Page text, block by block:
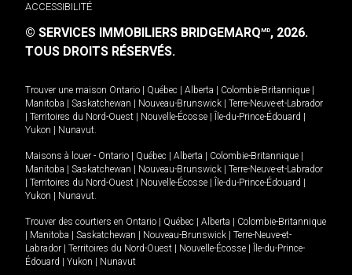
ACCESSIBILITÉ
© SERVICES IMMOBILIERS BRIDGEMARQMD, 2026.
TOUS DROITS RÉSERVÉS.
Trouver une maison Ontario Québec Alberta Colombie-Britannique
Manitoba
Saskatchewan Nouveau-Brunswick
Terre-Neuve-et-Labrador
Territoires du Nord-Ouest Nouvelle-Écosse Île-du-Prince-Édouard
Yukon
Nunavut.
Maisons à louer - Ontario Québec Alberta Colombie-Britannique
Manitoba
Saskatchewan Nouveau-Brunswick
Terre-Neuve-et-Labrador
Territoires du Nord-Ouest Nouvelle-Écosse Île-du-Prince-Édouard
Yukon
Nunavut.
Trouver des courtiers en Ontario Québec Alberta
Colombie-Britannique
Manitoba Saskatchewan Nouveau-Brunswick
Terre-Neuve-et-
Labrador
Territoires du Nord-Ouest Nouvelle-Écosse
Île-du-Prince-
Édouard
Yukon Nunavut